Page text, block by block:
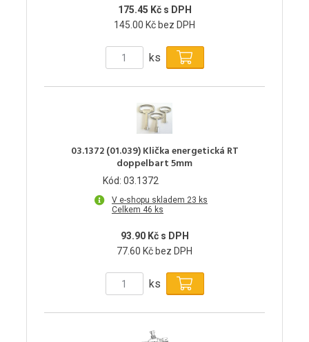
175.45 Kč s DPH
145.00 Kč bez DPH
ks
03.1372 (01.039) Klička energetická RT
doppelbart 5mm
Kód: 03.1372
V e-shopu skladem 23 ks
Celkem 46 ks
93.90 Kč s DPH
77.60 Kč bez DPH
ks